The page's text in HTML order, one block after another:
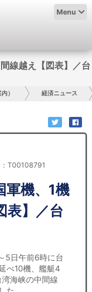
Menu
線越え【図表】／台
） 経済ニュース
T00108791
軍機、1機
表】／台
5日午前6時に台
べ10機、艦艇4
海峡の中間線